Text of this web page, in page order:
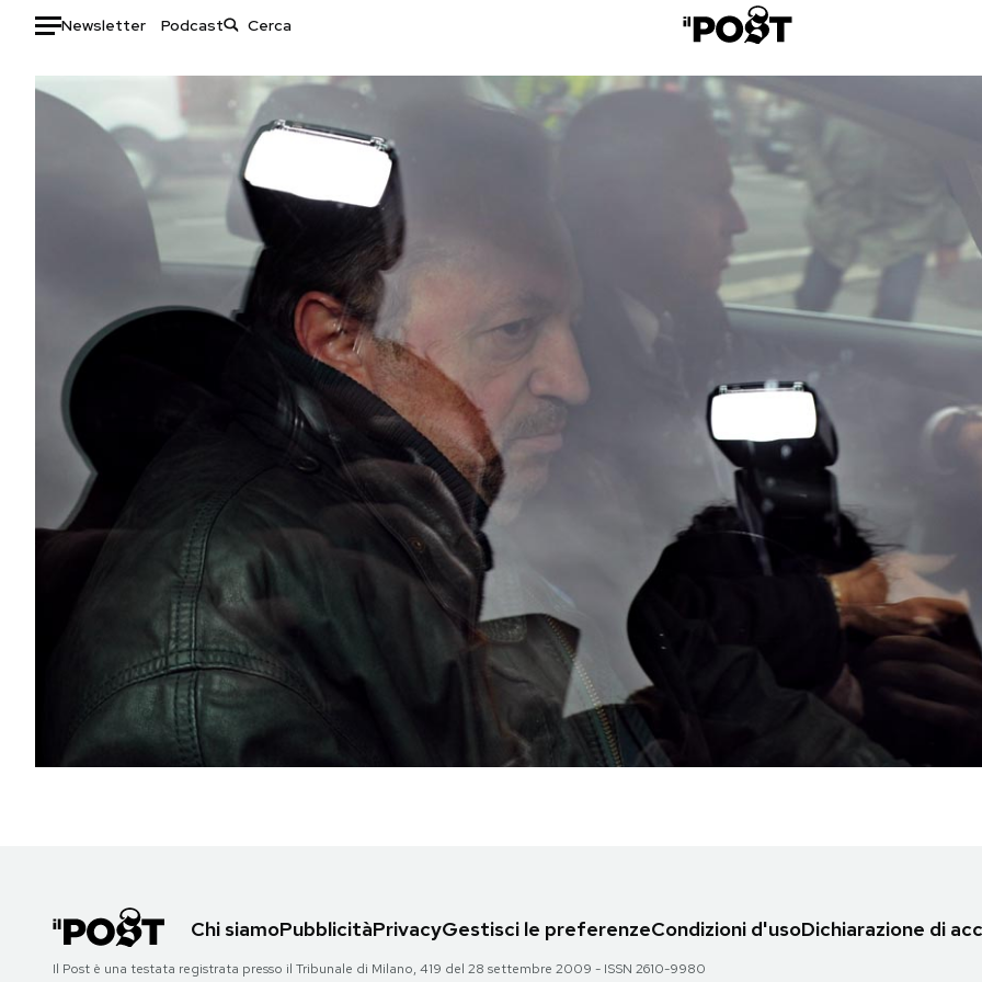
Newsletter Podcast
Auto
HOME
Mondo
Internet
Scienza
Storie/Idee
Ok Boomer!
Media
Altrecose
Mondiali calcio 2026
PODCAST
NEWSLETTER
I MIEI PREFERITI
Area Personale
Newsletter
Chi siamoPubblicitàPrivacyGestisci le preferenzeCondizioni d'usoDichiarazione di
Il Post è una testata registrata presso il Tribunale di Milano, 419 del 28 settembre 2009 - ISSN 2610-9980